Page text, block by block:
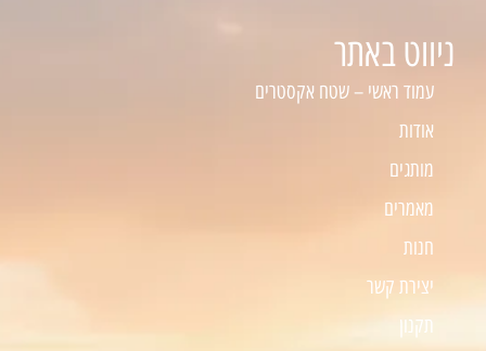
ניווט באתר
עמוד ראשי – שטח אקסטרים
אודות
מותגים
מאמרים
חנות
יצירת קשר
תקנון